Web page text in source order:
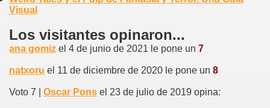
Visual
Los visitantes opinaron...
ana gomiz el 4 de junio de 2021 le pone un 7
natxoru el 11 de diciembre de 2020 le pone un 8
Voto 7 | Oscar Pons el 23 de julio de 2019 opina: